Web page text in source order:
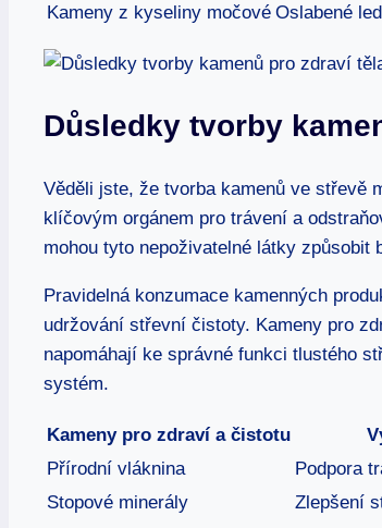
Kameny z kyseliny močové Oslabené
Důsledky tvorby
Věděli jste, že tvorba kamenů ve střevě
klíčovým orgánem pro trávení a
mohou tyto nepoživatelné látky
Pravidelná konzumace kamenných
udržování střevní čistoty. Kameny pro
napomáhají ke správné funkci tlustého
systém.
Kameny pro zdraví a čistotu
Přírodní vláknina
Podpora
Stopové minerály
Zlepšení